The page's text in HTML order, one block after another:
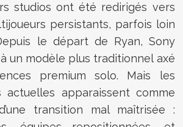
studios ont été redirigés vers
persistants, parfois loin
le départ de Ryan, Sony
un modèle plus traditionnel axé
premium solo. Mais les
actuelles apparaissent comme
transition mal maîtrisée :